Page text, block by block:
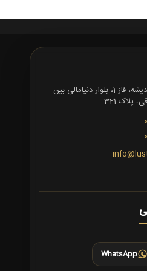
تهران، شهرک اندیشه، فاز 1، بلوار دنیامالی بین
پلاک 321
WhatsApp